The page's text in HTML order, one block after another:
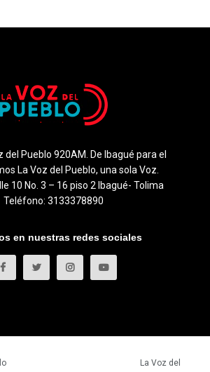
del Pueblo 920AM. De Ibagué para el
La Voz del Pueblo, una sola Voz.
10 No. 3 – 16 piso 2 Ibagué- Tolima
Teléfono: 3133378890
en nuestras redes sociales
La Voz del